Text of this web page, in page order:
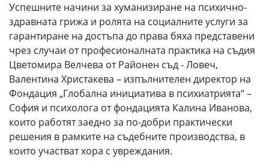
Успешните начини за хуманизиране на психично-
здравната грижа и ролята на социалните услуги за
гарантиране на достъпа до права бяха представени
чрез случаи от професионалната практика на съдия
Цветомира Велчева от Районен съд - Ловеч,
Валентина Христакева – изпълнителен директор на
Фондация „Глобална инициатива в психиатрията“ –
София и психолога от фондацията Калина Иванова,
които работят заедно за по-добри практически
решения в рамките на съдебните производства, в
които участват хора с увреждания.